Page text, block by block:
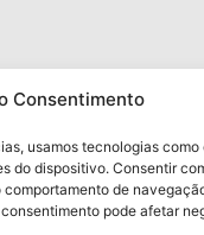
Consentimento
usamos tecnologias como
do dispositivo. Consentir
de
pode afetar